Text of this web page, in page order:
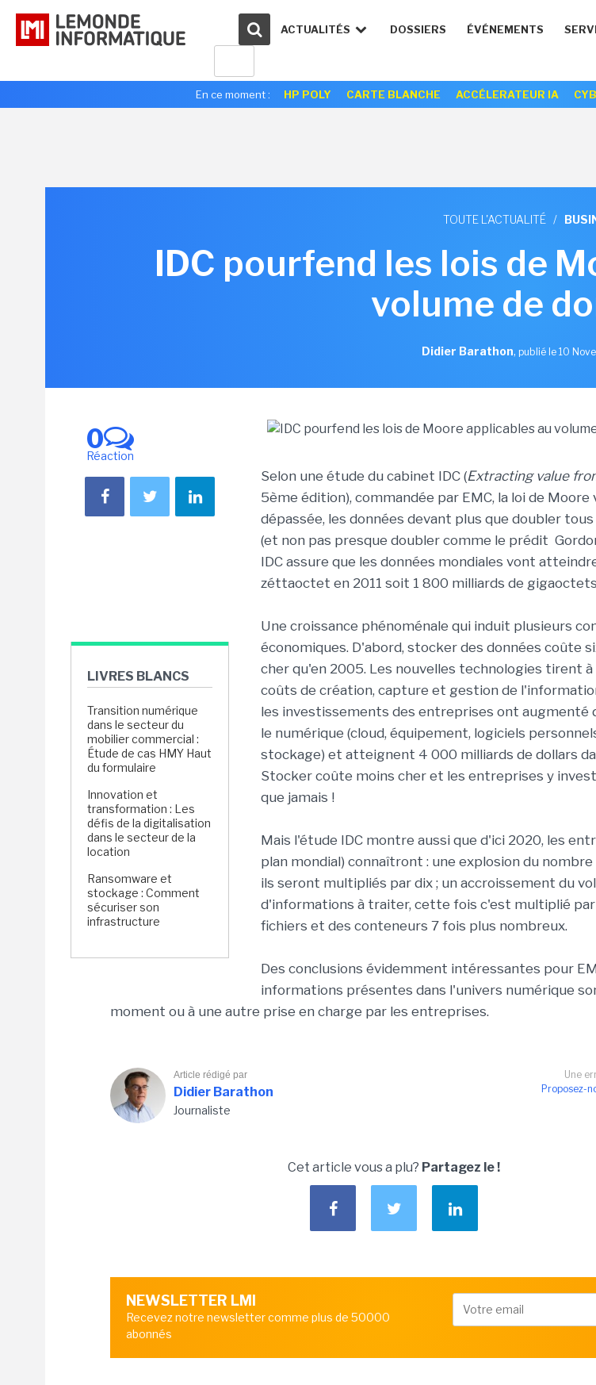
ACTUALITÉS DOSSIERS ÉVÉNEMENTS
En ce moment : HP POLY CARTE BLANCHE ACCÉLERATEUR IA
TOUTE L'ACTUALITÉ /
IDC pourfend les lois de
volume de
Didier Barathon, publié le 10
0
Réaction
LIVRES BLANCS
Transition numérique
dans le secteur du
mobilier commercial :
Étude de cas HMY Haut
du formulaire
Innovation et
transformation : Les
défis de la digitalisation
dans le secteur de la
location
Ransomware et
stockage : Comment
sécuriser son
infrastructure
Selon une étude du cabinet IDC (Extracting value
5ème édition), commandée par EMC, la loi de Moore
dépassée, les données devant plus que doubler tous
(et non pas presque doubler comme le prédit
IDC assure que les données mondiales vont
zéttaoctet en 2011 soit 1 800 milliards de
Une croissance phénoménale qui induit plusieurs
économiques. D'abord, stocker des données coûte
cher qu'en 2005. Les nouvelles technologies tirent à
coûts de création, capture et gestion de
les investissements des entreprises ont augmenté
le numérique (cloud, équipement, logiciels
stockage) et atteignent 4 000 milliards de dollars
Stocker coûte moins cher et les entreprises y
que jamais !
Mais l'étude IDC montre aussi que d'ici 2020, les
plan mondial) connaîtront : une explosion du
ils seront multipliés par dix ; un accroissement du
d'informations à traiter, cette fois c'est multiplié par
fichiers et des conteneurs 7 fois plus nombreux.
Des conclusions évidemment intéressantes pour
informations présentes dans l'univers numérique
moment ou à une autre prise en charge par les entreprises.
Une
Proposez-
Article rédigé par
Didier Barathon
Journaliste
Cet article vous a plu? Partagez le !
NEWSLETTER LMI
Recevez notre newsletter comme plus de 50000
abonnés